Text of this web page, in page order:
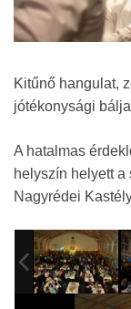
Kitűnő hangulat,
jótékonysági
A hatalmas
helyszín helyett a
Nagyrédei